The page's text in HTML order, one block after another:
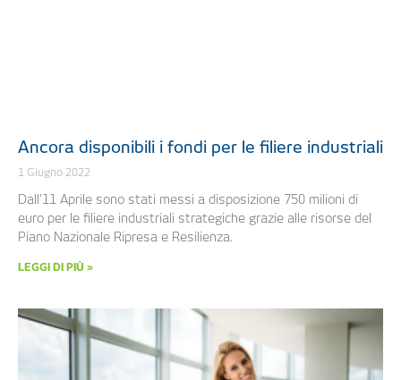
Ancora disponibili i fondi per le filiere industriali
1 Giugno 2022
Dall’11 Aprile sono stati messi a disposizione 750 milioni di
euro per le filiere industriali strategiche grazie alle risorse del
Piano Nazionale Ripresa e Resilienza.
LEGGI DI PIÙ »